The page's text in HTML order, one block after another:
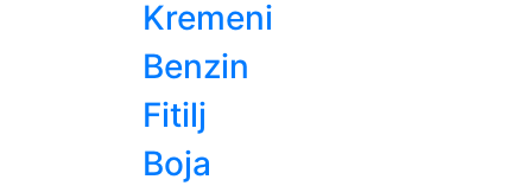
Kremeni
Benzin
Fitilj
Boja